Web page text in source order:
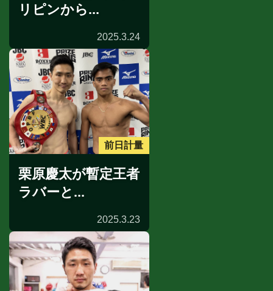
リピンから...
2025.3.24
前日計量
栗原慶太が暫定王者
ラバーと...
2025.3.23